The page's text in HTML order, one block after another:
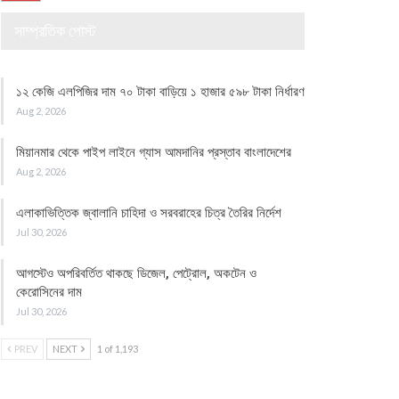
১২ কেজি এলপিজির দাম ৭০ টাকা বাড়িয়ে ১ হাজার ৫৯৮ টাকা নির্ধারণ
Aug 2, 2026
মিয়ানমার থেকে পাইপ লাইনে গ্যাস আমদানির প্রস্তাব বাংলাদেশের
Aug 2, 2026
এলাকাভিত্তিক জ্বালানি চাহিদা ও সরবরাহের চিত্র তৈরির নির্দেশ
Jul 30, 2026
আগস্টেও অপরিবর্তিত থাকছে ডিজেল, পেট্রোল, অকটেন ও
কেরোসিনের দাম
Jul 30, 2026
PREV NEXT 1 of 1,193